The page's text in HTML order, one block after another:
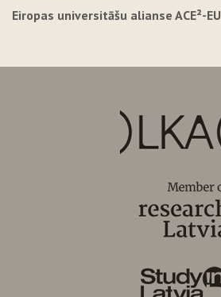
Eiropas universitāšu alianse ACE²-EU